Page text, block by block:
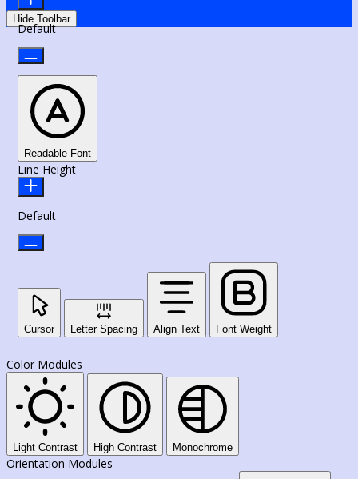
Hide Toolbar
Default
Readable Font
Line Height
Default
Cursor Letter Spacing Align Text Font Weight
Color Modules
Light Contrast High Contrast Monochrome
Orientation Modules